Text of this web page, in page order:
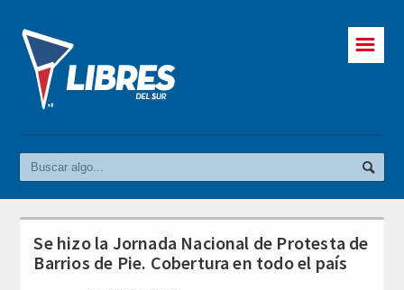
☰
Se hizo la Jornada Nacional de Protesta de
Barrios de Pie. Cobertura en todo el país